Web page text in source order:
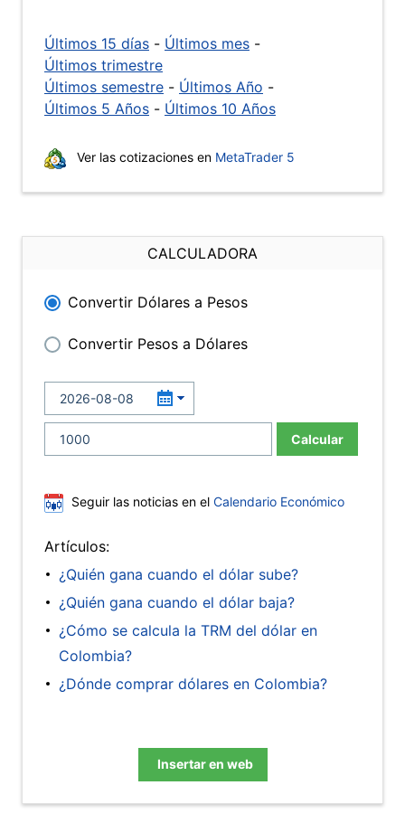
Últimos 15 días - Últimos mes -
Últimos trimestre
Últimos semestre - Últimos Año -
Últimos 5 Años - Últimos 10 Años
Ver las cotizaciones en MetaTrader 5
CALCULADORA
Convertir Dólares a Pesos
Convertir Pesos a Dólares
Calcular
Seguir las noticias en el Calendario Económico
Artículos:
¿Quién gana cuando el dólar sube?
¿Quién gana cuando el dólar baja?
¿Cómo se calcula la TRM del dólar en
Colombia?
¿Dónde comprar dólares en Colombia?
Insertar en web